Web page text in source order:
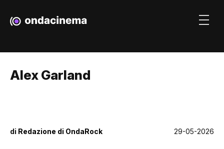
Alex Garland
di Redazione di OndaRock 29-05-2026